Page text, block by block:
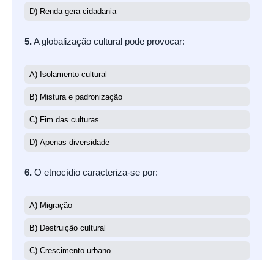
D) Renda gera cidadania
5.A globalização cultural pode provocar:
A) Isolamento cultural
B) Mistura e padronização
C) Fim das culturas
D) Apenas diversidade
6. O etnocídio caracteriza-se por:
A) Migração
B) Destruição cultural
C) Crescimento urbano